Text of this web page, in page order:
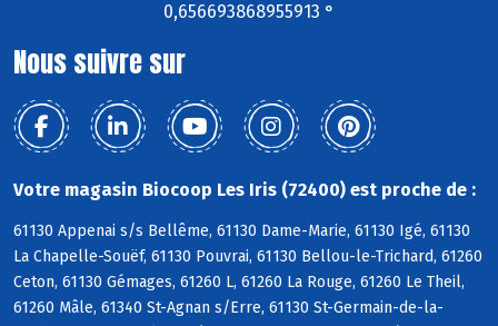
0,656693868955913 °
Nous suivre sur
Votre magasin Biocoop Les Iris (72400) est proche de :
61130 Appenai s/s Bellême, 61130 Dame-Marie, 61130 Igé, 61130
La Chapelle-Souëf, 61130 Pouvrai, 61130 Bellou-le-Trichard, 61260
Ceton, 61130 Gémages, 61260 L, 61260 La Rouge, 61260 Le Theil,
61260 Mâle, 61340 St-Agnan s/Erre, 61130 St-Germain-de-la-